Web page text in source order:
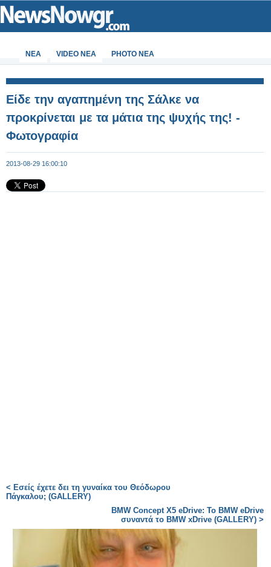
ΝΕΑ VIDEO NEA PHOTO NEA
Είδε την αγαπημένη της Σάλκε να
προκρίνεται με τα μάτια της ψυχής της! -
Φωτογραφία
2013-08-29 16:00:10
< Eσείς έχετε δει τη γυναίκα του Θεόδωρου
Πάγκαλου; (GALLERY)
BMW Concept X5 eDrive: Το BMW eDrive
συναντά το BMW xDrive (GALLERY) >